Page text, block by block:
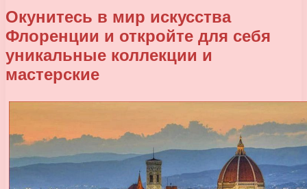
Окунитесь в мир искусства
Флоренции и откройте для себя
уникальные коллекции и
мастерские